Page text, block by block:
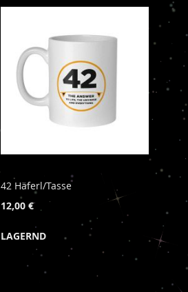
42 Häferl/Tasse
12,00 €
LAGERND